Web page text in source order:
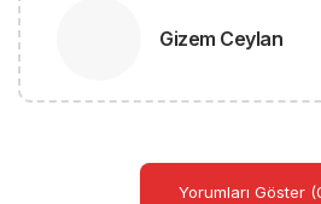
Gizem Ceylan
Yorumları Göster